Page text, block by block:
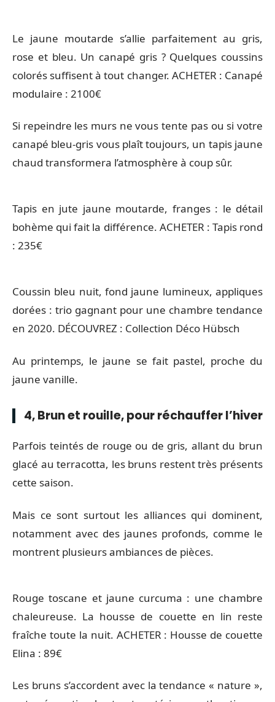
Le jaune moutarde s’allie parfaitement au gris,
rose et bleu. Un canapé gris ? Quelques coussins
colorés suffisent à tout changer. ACHETER : Canapé
modulaire : 2100€
Si repeindre les murs ne vous tente pas ou si votre
canapé bleu-gris vous plaît toujours, un tapis jaune
chaud transformera l’atmosphère à coup sûr.
Tapis en jute jaune moutarde, franges : le détail
bohème qui fait la différence. ACHETER : Tapis rond
: 235€
Coussin bleu nuit, fond jaune lumineux, appliques
dorées : trio gagnant pour une chambre tendance
en 2020. DÉCOUVREZ : Collection Déco Hübsch
Au printemps, le jaune se fait pastel, proche du
jaune vanille.
4, Brun et rouille, pour réchauffer l’hiver
Parfois teintés de rouge ou de gris, allant du brun
glacé au terracotta, les bruns restent très présents
cette saison.
Mais ce sont surtout les alliances qui dominent,
notamment avec des jaunes profonds, comme le
montrent plusieurs ambiances de pièces.
Rouge toscane et jaune curcuma : une chambre
chaleureuse. La housse de couette en lin reste
fraîche toute la nuit. ACHETER : Housse de couette
Elina : 89€
Les bruns s’accordent avec la tendance « nature »,